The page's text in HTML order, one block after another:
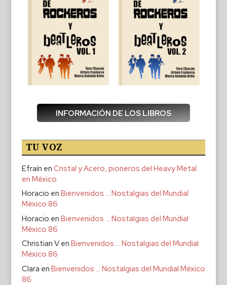
INFORMACIÓN DE LOS LIBROS
TU VOZ
Efraín en Cristal y Acero, pioneros del Heavy Metal
en México
Horacio en Bienvenidos … Nostalgias del Mundial
México 86
Horacio en Bienvenidos … Nostalgias del Mundial
México 86
Christian Ven Bienvenidos … Nostalgias del Mundial
México 86
Clara en Bienvenidos … Nostalgias del Mundial México
86